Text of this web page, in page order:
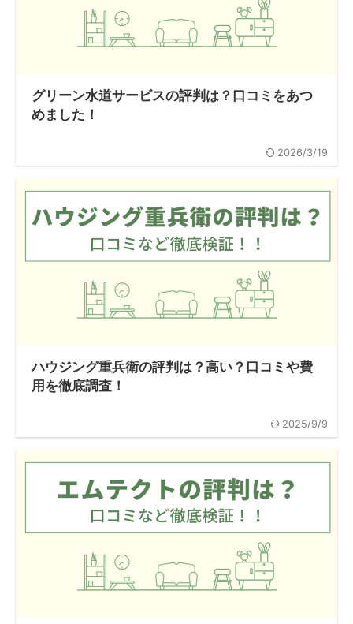
グリーン水道サービスの評判は？口コミをあつ
めました！
2026/3/19
ハウジング重兵衛の評判は？高い？口コミや費
用を徹底調査！
2025/9/9